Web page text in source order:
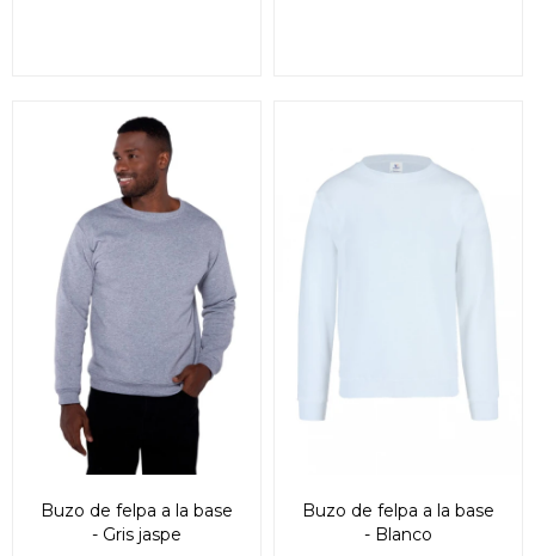
Buzo de felpa a la base
- Gris jaspe
Buzo de felpa a la base
- Blanco